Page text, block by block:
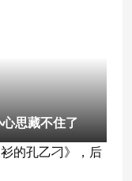
思藏不住了
的孔乙刁》，后